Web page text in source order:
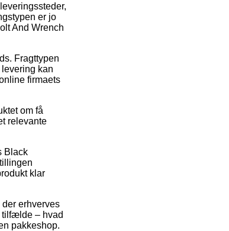
er jo
And Wrench
Fragttypen
kan
firmaets
om få
relevante
Black
klar
erhverves
tilfælde – hvad
pakkeshop.